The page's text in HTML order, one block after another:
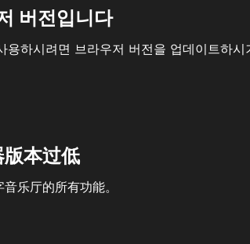
버전입니다
용하시려면 브라우저 버전을 업데이트하시
本过低
乐厅的所有功能。